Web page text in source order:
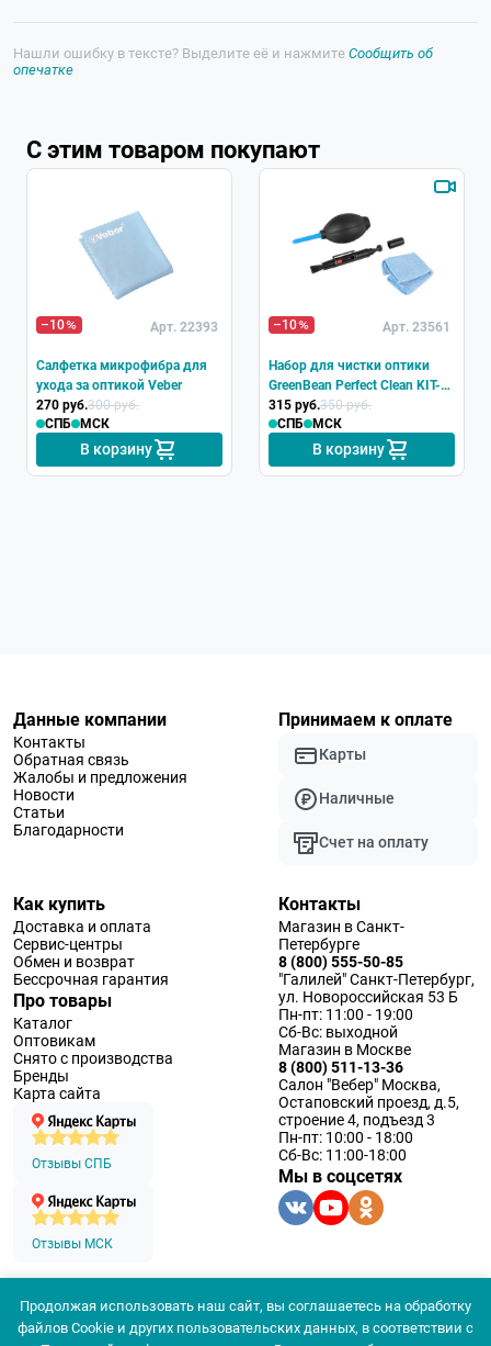
Нашли ошибку в тексте? Выделите её и нажмите Сообщить об
опечатке
С этим товаром покупают
–10 Арт. 22393
Салфетка микрофибра для
ухода за оптикой Veber
270 руб.300 руб.
СПБ
МСК
В корзину
–10 Арт. 23561
Набор для чистки оптики
GreenBean Perfect Clean KIT-
01
315 руб.350 руб.
СПБ
МСК
В корзину
Данные компании
Контакты
Обратная связь
Жалобы и предложения
Новости
Статьи
Благодарности
Принимаем к оплате
Карты
Наличные
Счет на оплату
Как купить
Доставка и оплата
Сервис-центры
Обмен и возврат
Бессрочная гарантия
Про товары
Каталог
Оптовикам
Снято с производства
Бренды
Карта сайта
Отзывы СПБ
Отзывы МСК
Контакты
Магазин в Санкт-
Петербурге
8 (800) 555-50-85
"Галилей" Санкт-Петербург,
ул. Новороссийская 53 Б
Пн-пт: 11:00 - 19:00
Сб-Вс: выходной
Магазин в Москве
8 (800) 511-13-36
Салон "Вебер" Москва,
Остаповский проезд, д.5,
строение 4, подъезд 3
Пн-пт: 10:00 - 18:00
Сб-Вс: 11:00-18:00
Мы в соцсетях
© 1994 — 2026 ООО «Наблюдательные приборы»
Политика конфеденциальности
Продолжая использовать наш сайт, вы соглашаетесь на обработку
файлов Cookie и других пользовательских данных, в соответствии с